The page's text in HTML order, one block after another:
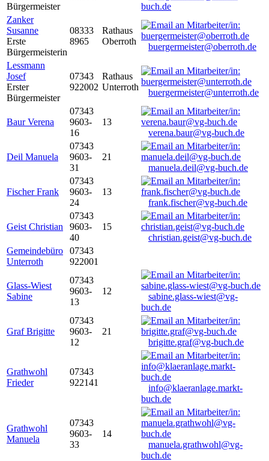
Bürgermeister
buch.de
Zanker
Susanne
Erste
Bürgermeisterin
08333
8965
Rathaus
Oberroth
buergermeister@oberroth.de
Lessmann
Josef
Erster
Bürgermeister
07343
922002
Rathaus
Unterroth
buergermeister@unterroth.de
Baur Verena
07343
9603-
16
13
verena.baur@vg-buch.de
Deil Manuela
07343
9603-
31
21
manuela.deil@vg-buch.de
Fischer Frank
07343
9603-
24
13
frank.fischer@vg-buch.de
Geist Christian
07343
9603-
40
15
christian.geist@vg-buch.de
Gemeindebüro
Unterroth
07343
922001
Glass-Wiest
Sabine
07343
9603-
13
12
sabine.glass-wiest@vg-
buch.de
Graf Brigitte
07343
9603-
12
21
brigitte.graf@vg-buch.de
Grathwohl
Frieder
07343
922141
info@klaeranlage.markt-
buch.de
Grathwohl
Manuela
07343
9603-
33
14
manuela.grathwohl@vg-
buch.de